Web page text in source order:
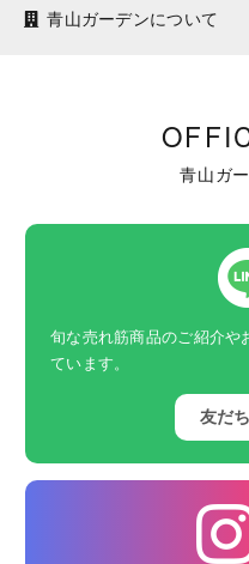
青山ガーデンについて
青山ガ
旬な売れ筋商品のご紹介や
ています。
友だ